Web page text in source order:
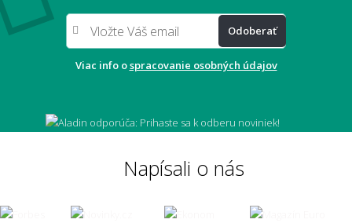
Odoberať
Viac info ospracovanie osobných údajov
Napísali o nás